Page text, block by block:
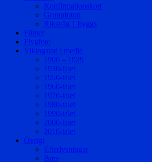
Konfirmationskort
Gruppfoton
Riksväg 1 byggs
Filmer
Flygfoto
Vikingstad i media
1900 – 1929
1930-talet
1950-talet
1960-talet
1970-talet
1980-talet
1990-talet
2000-talet
2010-talet
Övrigt
Efterlysningar
Brev